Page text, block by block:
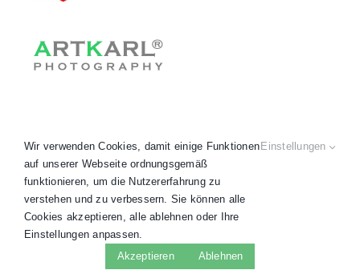
Copyright 2020 - 2026 © ARTKARL® • AGB
Impressum•Widerruf • Alle Preise inkl. MwSt.
FacebookInstagram
LinkedInWhatsApp
Wir verwenden Cookies, damit einige Funktionen
auf unserer Webseite ordnungsgemäß
funktionieren, um die Nutzererfahrung zu
verstehen und zu verbessern. Sie können alle
Cookies akzeptieren, alle ablehnen oder Ihre
Einstellungen anpassen.
Einstellungen
Akzeptieren Ablehnen